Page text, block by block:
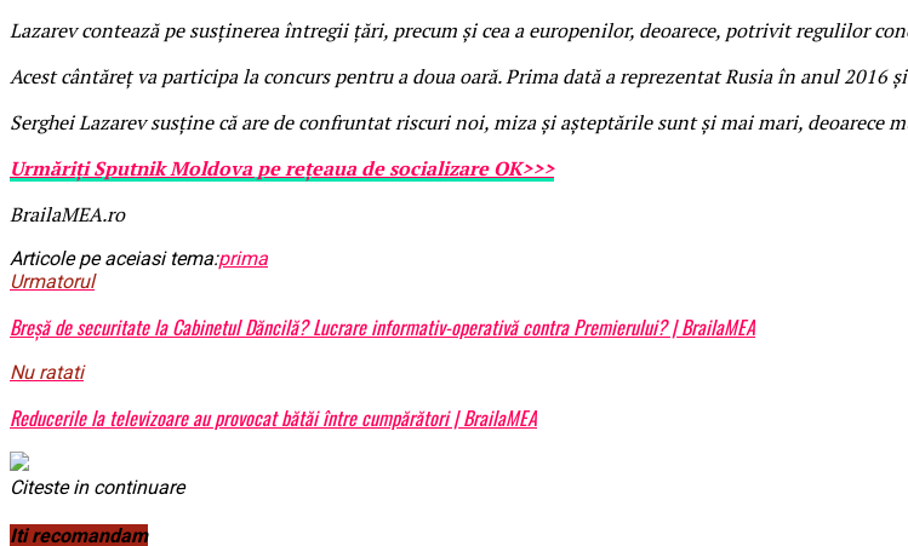
Lazarev contează pe susținerea întregii țări, precum și cea a europenilor, deoarece, potrivit regulilor
Acest cântăreț va participa la concurs pentru a doua oară. Prima dată a reprezentat Rusia în anul 2016
Serghei Lazarev susține că are de confruntat riscuri noi, miza și așteptările sunt și mai mari,
Urmăriți Sputnik Moldova pe rețeaua de socializare OK>>>
BrailaMEA.ro
Articole pe aceiasi tema:prima
Urmatorul
Breșă de securitate la Cabinetul Dăncilă? Lucrare informativ-operativă contra Premierului? | BrailaMEA
Nu ratati
Reducerile la televizoare au provocat bătăi între cumpărători | BrailaMEA
Citeste in continuare
Iti recomandam